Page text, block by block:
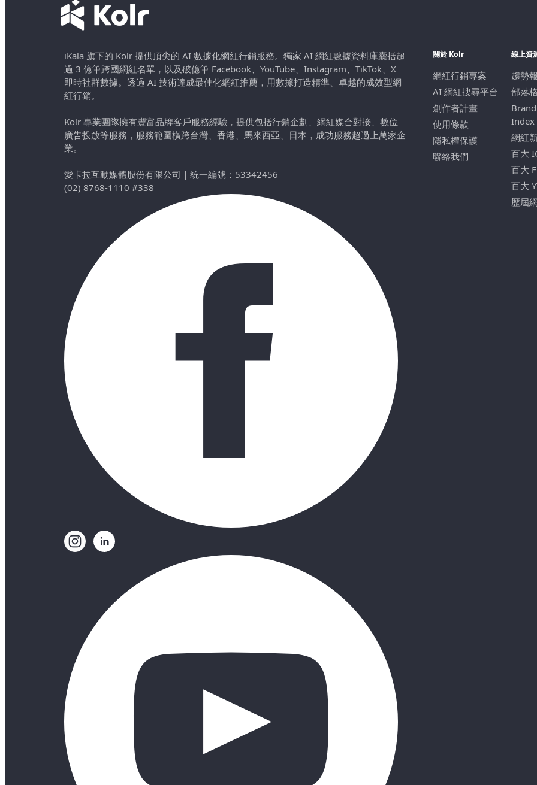
iKala 旗下的 Kolr 提供頂尖的 AI 數據化網紅行銷服務。獨家 AI 網紅數據資料庫囊括超
過 3 億筆跨國網紅名單，以及破億筆 Facebook、YouTube、Instagram、TikTok、X
即時社群數據。透過 AI 技術達成最佳化網紅推薦，用數據打造精準、卓越的成效型網
紅行銷。
Kolr 專業團隊擁有豐富品牌客戶服務經驗，提供包括行銷企劃、網紅媒合對接、數位
廣告投放等服務，服務範圍橫跨台灣、香港、馬來西亞、日本，成功服務超過上萬家企
業。
愛卡拉互動媒體股份有限公司 ｜ 統一編號：53342456
(02) 8768-1110 #338
關於 Kolr
網紅行銷專案
AI 網紅搜尋平台
創作者計畫
使用條款
隱私權保護
聯絡我們
線上資
趨勢
部落格
Index
網紅
百大
百大
百大
歷屆